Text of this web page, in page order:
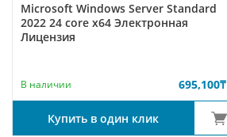
Microsoft Windows Server Standard
2022 24 core x64 Электронная
Лицензия
В наличии 695,100₸
Купить в один клик